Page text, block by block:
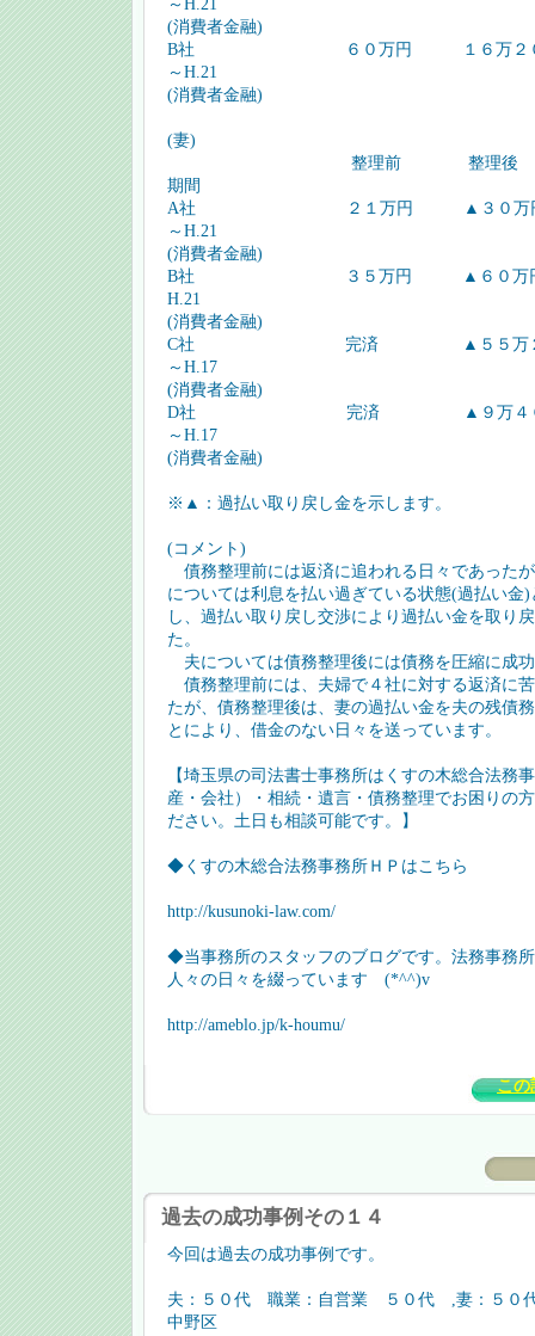
(消費者金融)
B社 ６０万円 １６万２０
～H.21
(消費者金融)
(妻)
整理前 整理
期間
A社 ２１万円 ▲３０
～H.21
(消費者金融)
B社 ３５万円 ▲６０
H.21
(消費者金融)
C社 完済 ▲５５万２５
～H.17
(消費者金融)
D社 完済 ▲９万４００
～H.17
(消費者金融)
※▲：過払い取り戻し金を示します。
(コメント)
債務整理前には返済に追われる日々であった
については利息を払い過ぎている状態(過払い金
し、過払い取り戻し交渉により過払い金を取り
た。
夫については債務整理後には債務を圧縮に成
債務整理前には、夫婦で４社に対する返済に
たが、債務整理後は、妻の過払い金を夫の残債
とにより、借金のない日々を送っています。
【埼玉県の司法書士事務所はくすの木総合法務
産・会社）・相続・遺言・債務整理でお困りの
ださい。土日も相談可能です。】
◆くすの木総合法務事務所ＨＰはこちら
http://kusunoki-law.com/
◆当事務所のスタッフのブログです。法務事務
人々の日々を綴っています (*^^)v
http://ameblo.jp/k-houmu/
この
過去の成功事例その１４
今回は過去の成功事例です。
夫：５０代 職業：自営業 ５０代 ,妻：５
中野区